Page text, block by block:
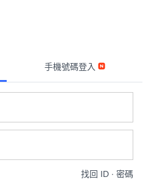
手機號碼登入
找回 ID ∙ 密碼